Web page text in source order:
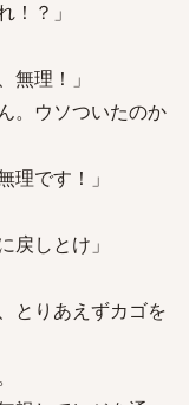
！？」
無理！」
。ウソついたのか
理です！」
戻しとけ」
とりあえずカゴを